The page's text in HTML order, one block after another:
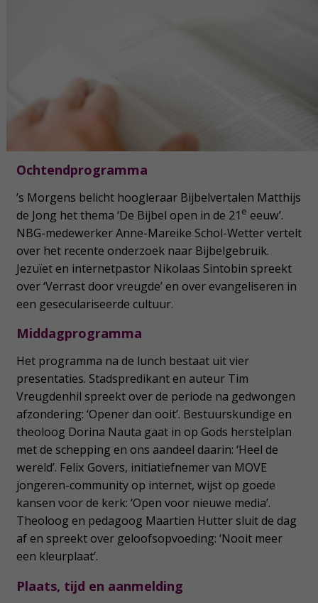
Ochtendprogramma
’s Morgens belicht hoogleraar Bijbelvertalen Matthijs
de Jong het thema ‘De Bijbel open in de 21 e eeuw’.
NBG-medewerker Anne-Mareike Schol-Wetter vertelt
over het recente onderzoek naar Bijbelgebruik.
Jezuïet en internetpastor Nikolaas Sintobin spreekt
over ‘Verrast door vreugde’ en over evangeliseren in
een geseculariseerde cultuur.
Middagprogramma
Het programma na de lunch bestaat uit vier
presentaties. Stadspredikant en auteur Tim
Vreugdenhil spreekt over de periode na gedwongen
afzondering: ‘Opener dan ooit’. Bestuurskundige en
theoloog Dorina Nauta gaat in op Gods herstelplan
met de schepping en ons aandeel daarin: ‘Heel de
wereld’. Felix Govers, initiatiefnemer van MOVE
jongeren-community op internet, wijst op goede
kansen voor de kerk: ‘Open voor nieuwe media’.
Theoloog en pedagoog Maartien Hutter sluit de dag
af en spreekt over geloofsopvoeding: ‘Nooit meer
een kleurplaat’.
Plaats, tijd en aanmelding